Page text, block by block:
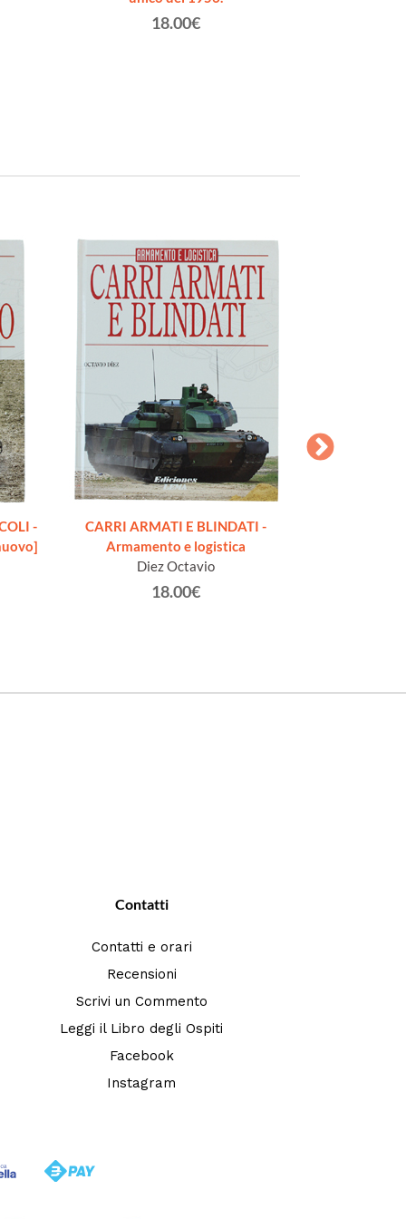
18.00€
-
CARRI ARMATI E BLINDATI -
Armamento e logistica
Diez Octavio
18.00€
Contatti
Contatti e orari
Recensioni
Scrivi un Commento
Leggi il Libro degli Ospiti
Facebook
Instagram